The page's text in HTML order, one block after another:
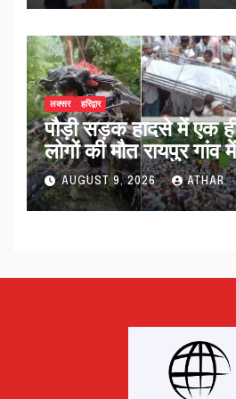
लक्सर हरिद्वार
पौड़ी सड़क हादसे में एक
लोगों की मौत रायपुर
जनाजे…
AUGUST 9, 2026 ATHAR